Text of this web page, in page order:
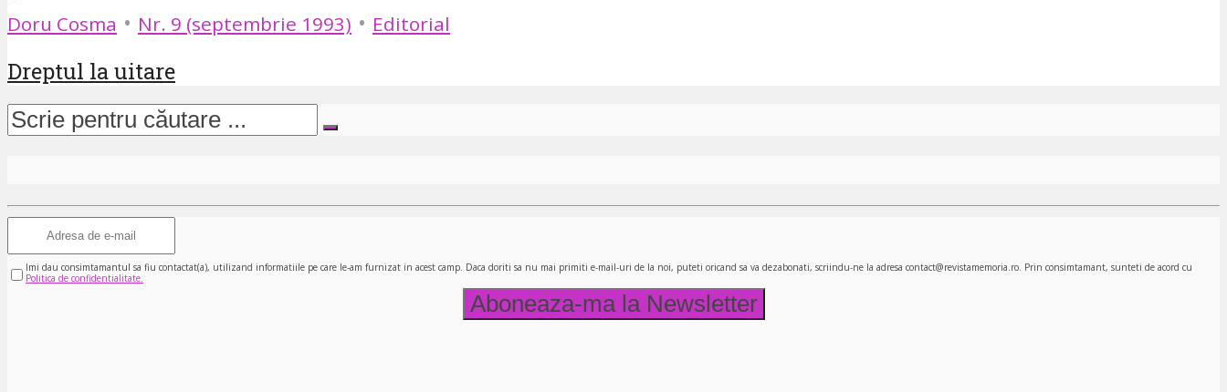
Doru Cosma • Nr. 9 (septembrie 1993) • Editorial
Dreptul la uitare
Imi dau consimtamantul sa fiu contactat(a), utilizand informatiile pe care le-am furnizat in acest camp. Daca doriti sa nu mai primiti e-mail-uri de la noi, puteti oricand sa va dezabonati, scriindu-ne la adresa contact@revistamemoria.ro. Prin consimtamant, sunteti de acord cu
Politica de confidentialitate.